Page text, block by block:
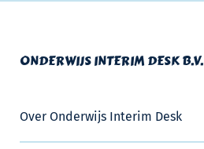
ONDERWIJS INTERIM DESK B.V.
Over Onderwijs Interim Desk